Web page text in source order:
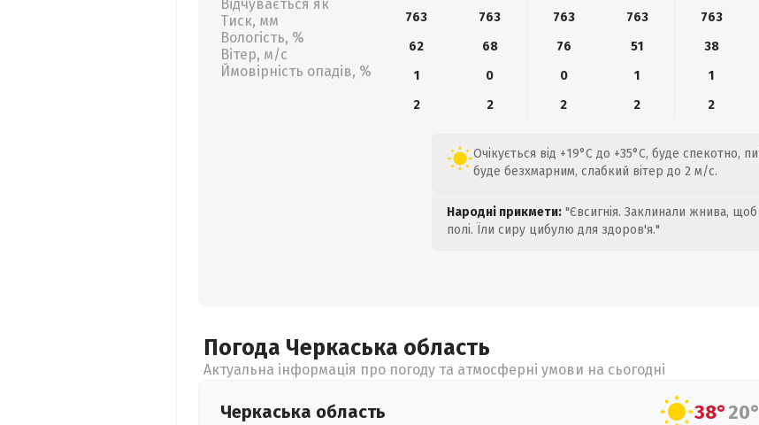
Відчувається як
Тиск, мм
Вологість, %
Вітер, м/с
Ймовірність опадів, %
763 763 763 763 763
62
68 76 51 38
1
0 0 1 1
2
2 2 2 2
Очікується від +19°C до +35°C, буде спекотно,
буде безхмарним, слабкий вітер до 2 м/с.
Народні прикмети: "Євсигнія. Заклинали жнива,
полі. Їли сиру цибулю для здоров'я."
Погода Черкаська область
Актуальна інформація про погоду та атмосферні умови на сьогодні
Черкаська область 38°20°